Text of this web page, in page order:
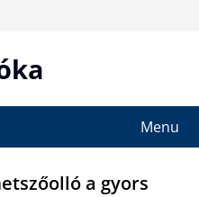
Menu
a gyors